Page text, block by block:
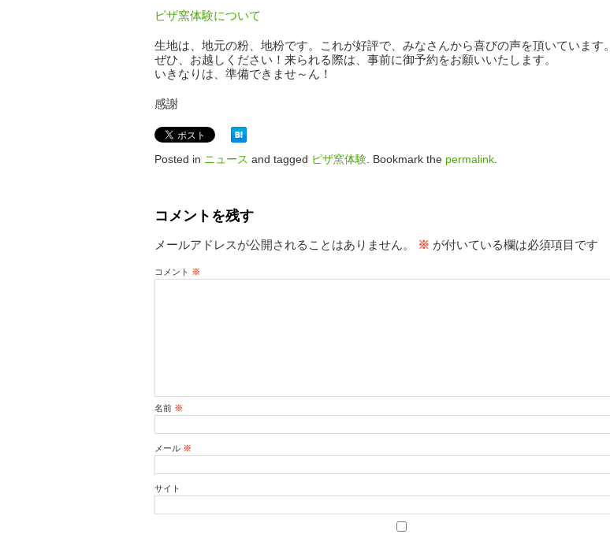
ピザ窯体験について
生地は、地元の粉、地粉です。これが好評で、みなさんから喜びの声を頂いています。
ぜひ、お越しください！来られる際は、事前に御予約をお願いいたします。
いきなりは、準備できませ～ん！
感謝
Posted in ニュース and tagged ピザ窯体験 . Bookmark the permalink
コメントを残す
メールアドレスが公開されることはありません。 ※ が付いている欄は必須項目です
コメント ※
名前 ※
メール ※
サイト